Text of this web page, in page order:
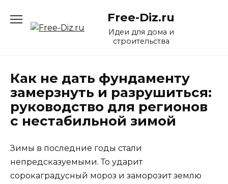
содержанию
Free-Diz.ru
Идеи для дома и
строительства
Как не дать фундаменту
замерзнуть и разрушиться:
руководство для регионов
с нестабильной зимой
Зимы в последние годы стали
непредсказуемыми. То ударит
сорокаградусный мороз и заморозит землю